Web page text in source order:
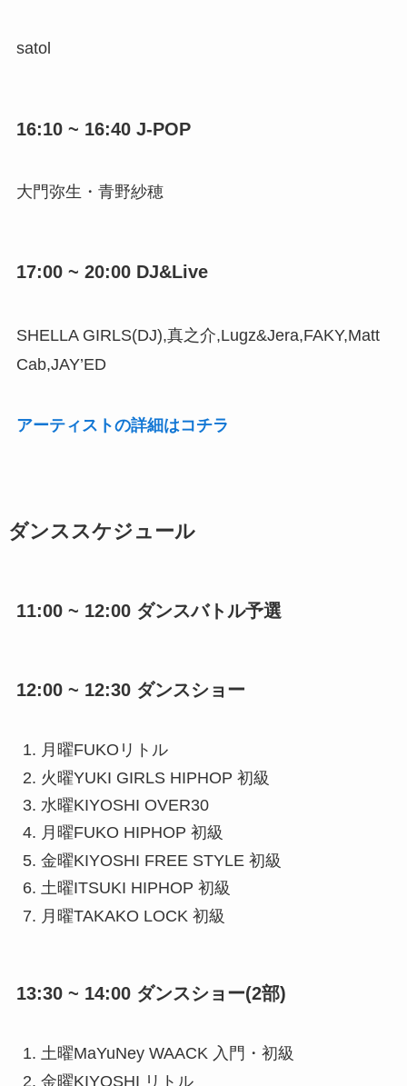
satol
16:10 ~ 16:40 J-POP
大門弥生・青野紗穂
17:00 ~ 20:00 DJ&Live
SHELLA GIRLS(DJ),真之介,Lugz&Jera,FAKY,Matt
Cab,JAY’ED
アーティストの詳細はコチラ
ダンススケジュール
11:00 ~ 12:00 ダンスバトル予選
12:00 ~ 12:30 ダンスショー
月曜FUKOリトル
火曜YUKI GIRLS HIPHOP 初級
水曜KIYOSHI OVER30
月曜FUKO HIPHOP 初級
金曜KIYOSHI FREE STYLE 初級
土曜ITSUKI HIPHOP 初級
月曜TAKAKO LOCK 初級
13:30 ~ 14:00 ダンスショー(2部)
土曜MaYuNey WAACK 入門・初級
金曜KIYOSHI リトル